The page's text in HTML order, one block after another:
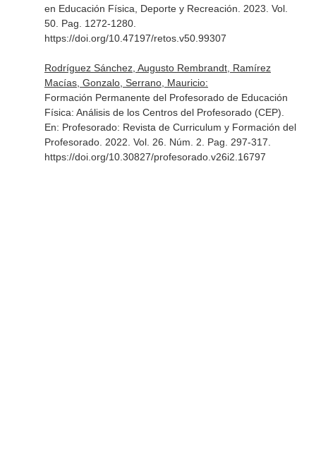
en Educación Física, Deporte y Recreación . 2023. Vol.
50. Pag. 1272-1280.
https://doi.org/10.47197/retos.v50.99307
Rodríguez Sánchez, Augusto Rembrandt, Ramírez
Macías, Gonzalo, Serrano, Mauricio:
Formación Permanente del Profesorado de Educación
Física: Análisis de los Centros del Profesorado (CEP).
En: Profesorado: Revista de Curriculum y Formación del
Profesorado. 2022. Vol. 26. Núm. 2. Pag. 297-317.
https://doi.org/10.30827/profesorado.v26i2.16797